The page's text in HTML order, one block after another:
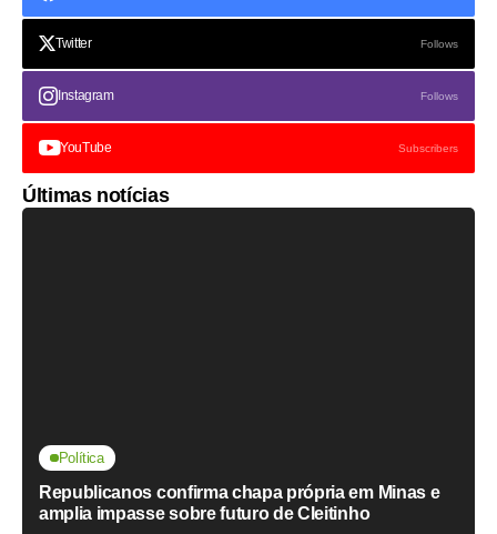
Twitter Follows
Instagram Follows
YouTube Subscribers
Últimas notícias
Política
Republicanos confirma chapa própria em Minas e
amplia impasse sobre futuro de Cleitinho